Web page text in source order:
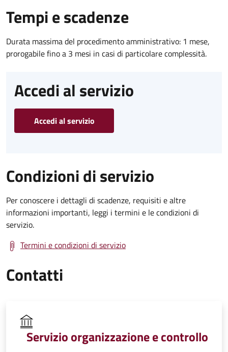
Tempi e scadenze
Durata massima del procedimento amministrativo: 1 mese,
prorogabile fino a 3 mesi in casi di particolare complessità.
Accedi al servizio
Accedi al servizio
Condizioni di servizio
Per conoscere i dettagli di scadenze, requisiti e altre
informazioni importanti, leggi i termini e le condizioni di
servizio.
Termini e condizioni di servizio
Contatti
Servizio organizzazione e controllo